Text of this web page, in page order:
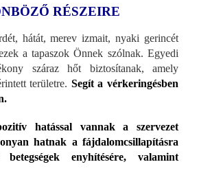
RÉSZEIRE
hátát, merev izmait, nyaki gerincét
a tapaszok Önnek szólnak. Egyedi
száraz hőt biztosítanak, amely
területre. Segít a vérkeringésben
hatással vannak a szervezet
hatnak a fájdalomcsillapításra
enyhítésére, valamint